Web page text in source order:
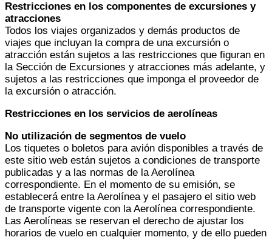
Restricciones en los componentes de excursiones y
atracciones
Todos los viajes organizados y demás productos de
viajes que incluyan la compra de una excursión o
atracción están sujetos a las restricciones que figuran en
la Sección de Excursiones y atracciones más adelante, y
sujetos a las restricciones que imponga el proveedor de
la excursión o atracción.
Restricciones en los servicios de aerolíneas
No utilización de segmentos de vuelo
Los tiquetes o boletos para avión disponibles a través de
este sitio web están sujetos a condiciones de transporte
publicadas y a las normas de la Aerolínea
correspondiente. En el momento de su emisión, se
establecerá entre la Aerolínea y el pasajero el sitio web
de transporte vigente con la Aerolínea correspondiente.
Las Aerolíneas se reservan el derecho de ajustar los
horarios de vuelo en cualquier momento, y de ello pueden